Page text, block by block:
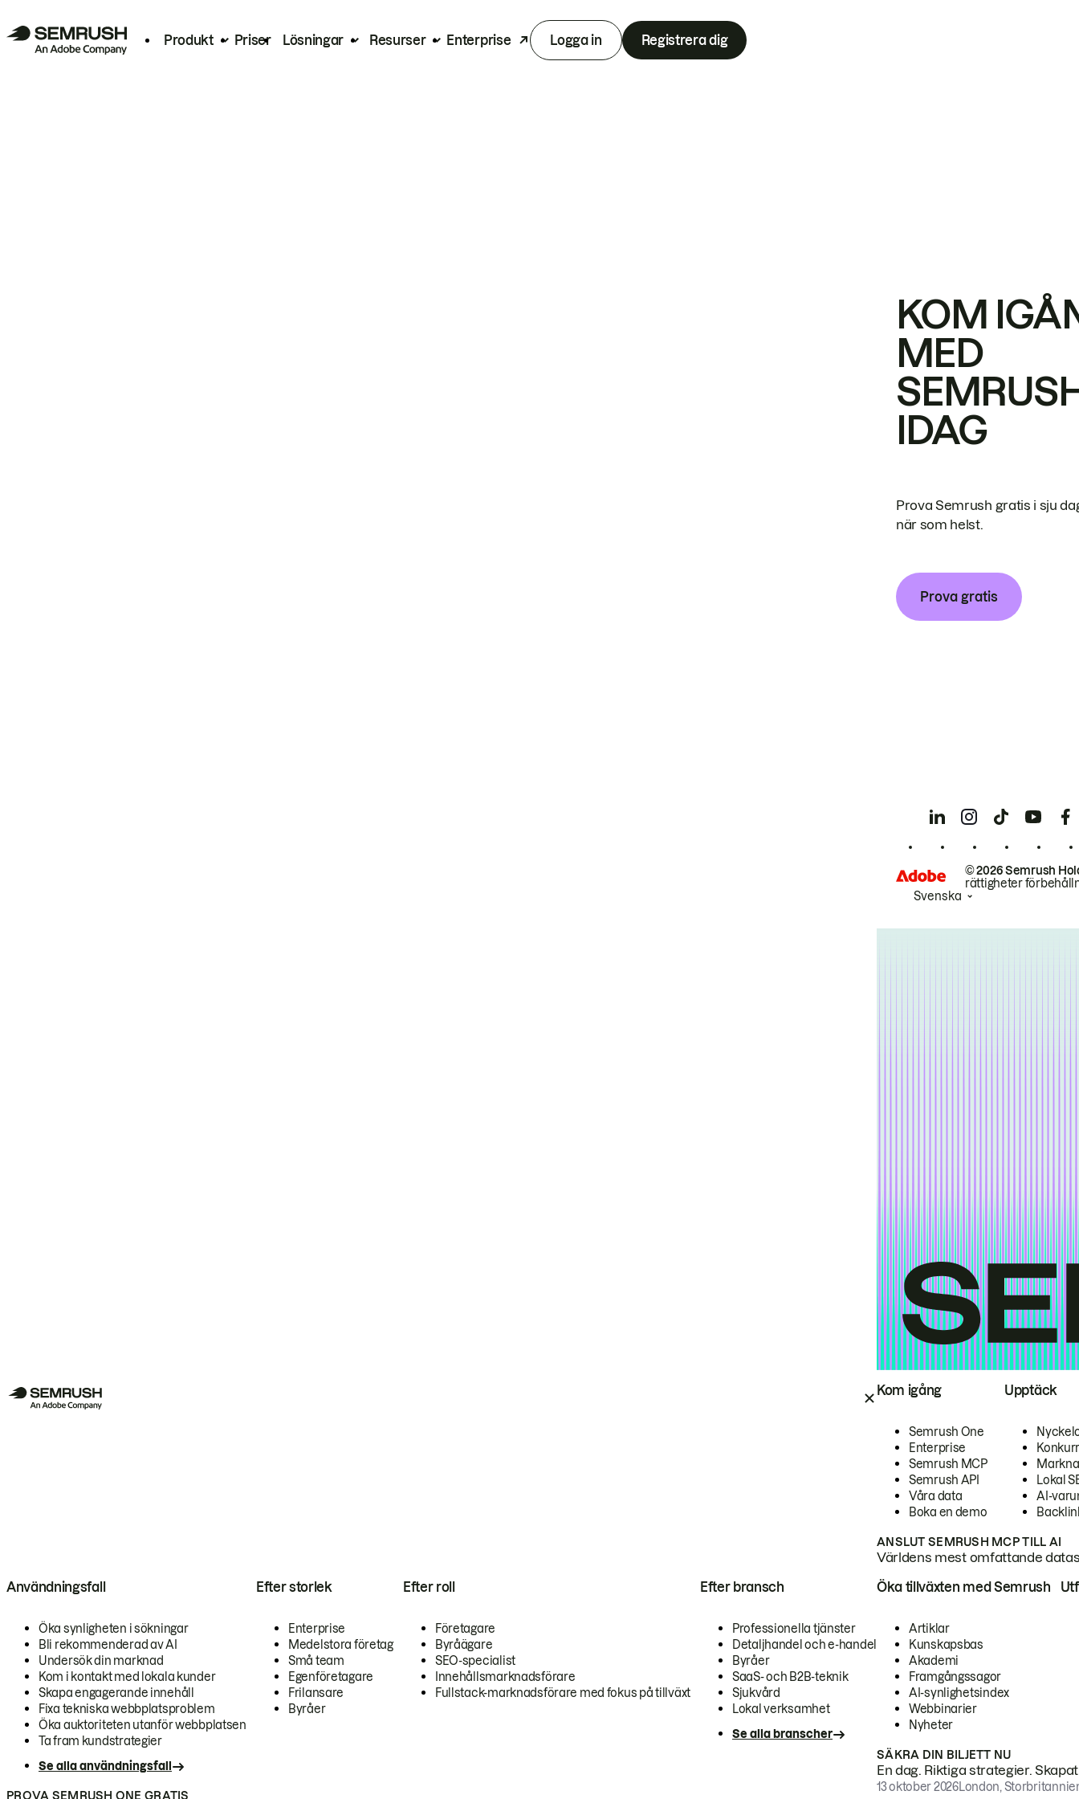
Produkt Priser Lösningar Resurser Enterprise Logga in Registrera dig
Kom igång
Semrush One
Enterprise
Semrush MCP
Semrush API
Våra data
Boka en demo
Upptäck
Lokal
AI-
ANSLUT SEMRUSH MCP TILL AI
Världens mest omfattande
Användningsfall
Öka synligheten i sökningar
Bli rekommenderad av AI
Undersök din marknad
Kom i kontakt med lokala kunder
Skapa engagerande innehåll
Fixa tekniska webbplatsproblem
Öka auktoriteten utanför webbplatsen
Ta fram kundstrategier
Se alla användningsfall
Efter storlek
Enterprise
Medelstora företag
Små team
Egenföretagare
Frilansare
Byråer
Efter roll
Företagare
Byråägare
SEO-specialist
Innehållsmarknadsförare
Fullstack-marknadsförare med fokus på tillväxt
Efter bransch
Professionella tjänster
Detaljhandel och e-handel
Byråer
SaaS- och B2B-teknik
Sjukvård
Lokal verksamhet
Se alla branscher
PROVA SEMRUSH ONE GRATIS
Öka tillväxten med Semrush
Artiklar
Kunskapsbas
Akademi
Framgångssagor
AI-synlighetsindex
Webbinarier
Nyheter
SÄKRA DIN BILJETT NU
En dag. Riktiga strategier.
13 oktober 2026London,
KOM
MED
IDAG
Prova Semrush gratis i sju
när som helst.
Prova gratis
© 2026 Semrush
rättigheter
Svenska